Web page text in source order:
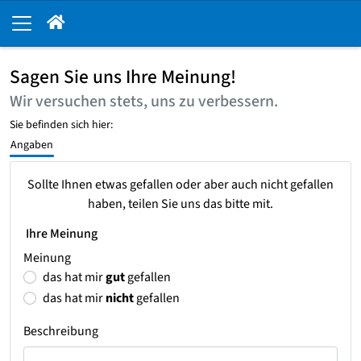
Sagen Sie uns Ihre Meinung!
Wir versuchen stets, uns zu verbessern.
Sie befinden sich hier:
Angaben
Sollte Ihnen etwas gefallen oder aber auch nicht gefallen
haben, teilen Sie uns das bitte mit.
Ihre Meinung
Meinung
das hat mirgutgefallen
das hat mirnichtgefallen
Beschreibung